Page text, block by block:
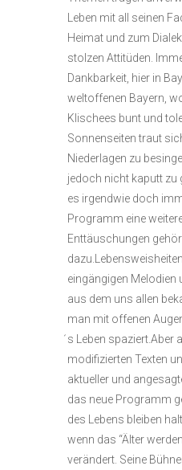
Leben mit all seinen
Heimat und zum
stolzen Attitüden.
Dankbarkeit, hier in
weltoffenen Bayern,
Klischees bunt und
Sonnenseiten traut
Niederlagen zu
jedoch nicht kaputt zu
es irgendwie doch
Programm eine
Enttäuschungen
eingängigen Melodien
aus dem uns allen
man mit offenen
́s Leben spaziert.Aber
modifizierten Texten
aktueller und
das neue Programm
des Lebens bleiben
wenn das “Älter
verändert. Seine